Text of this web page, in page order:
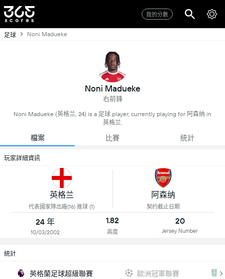
我的分數
足球 Noni Madueke
Noni Madueke
右前鋒
Noni Madueke (英格兰, 24) is a 足球 player, currently playing for 阿森纳 in
英格兰.
檔案 比賽 統計
玩家詳細資訊
英格兰
代表國家隊出廠(16) 進球 (1)
阿森纳
契约截止日期
24 年
10/03/2002
1.82
高度
20
Jersey Number
統計
英格蘭足球超級聯賽 歐洲冠軍聯賽